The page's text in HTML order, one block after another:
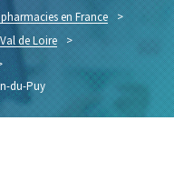
en France
>
de Loire
>
du-Puy